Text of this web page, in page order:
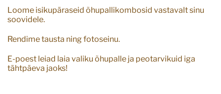
Loome isikupäraseid õhupallikombosid vastavalt sinu
soovidele.
Rendime tausta ning fotoseinu.
E-poest leiad laia valiku õhupalle ja peotarvikuid iga
tähtpäeva jaoks!